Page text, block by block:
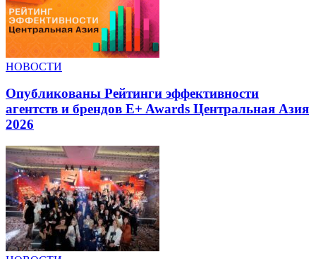
НОВОСТИ
Опубликованы Рейтинги эффективности
агентств и брендов E+ Awards Центральная Азия
2026